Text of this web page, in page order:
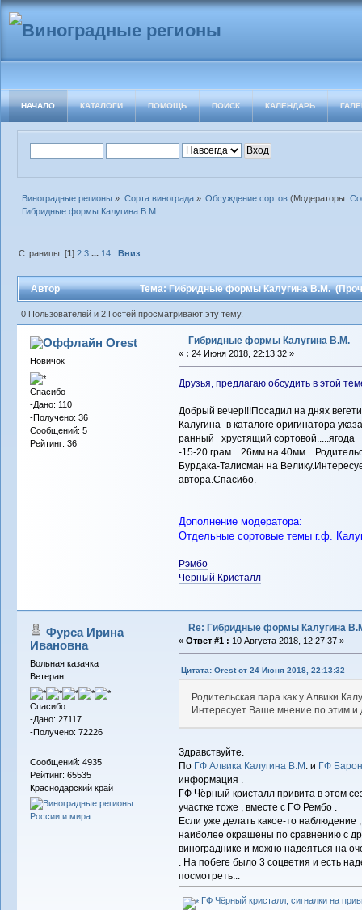
НАЧАЛО КАТАЛОГИ ПОМОЩЬ ПОИСК КАЛЕНДАРЬ
Виноградные регионы » Сорта винограда» Обсуждение сортов(Модераторы:
Гибридные формы Калугина В.М.
Страницы: [1]2 3 ... 14 Вниз
Автор Тема: Гибридные формы Калугина В.М.
0 Пользователей и 2 Гостей просматривают эту тему.
Orest
Новичок
Спасибо
-Дано: 110
-Получено: 36
Сообщений: 5
Рейтинг: 36
Гибридные формы Калугина В.М.
« : 24 Июня 2018, 22:13:32 »
Друзья, предлагаю обсудить в этой
Добрый вечер!!!Посадил на днях
Калугина -в каталоге оригинатора
ранный хрустящий сортовой.....ягода
-15-20 грам....26мм на
Бурдака-Талисман на
автора.Спасибо.
Дополнение модератора:
Отдельные сортовые темы г.ф.
Рэмбо
Черный Кристалл
Фурса Ирина
Ивановна
Вольная казачка
Ветеран
Спасибо
-Дано: 27117
-Получено: 72226
Сообщений: 4935
Рейтинг: 65535
Краснодарский край
Re: Гибридные формы Калугина
« Ответ #1 : 10 Августа 2018, 12:27:37 »
Цитата: Orest от 24 Июня 2018, 22:13:32
Родительская пара как у Алвики
Интересует Ваше мнение по этим и
Здравствуйте.
ПоГФ Алвика Калугина В.М . и ГФ
информация .
ГФ Чёрный кристалл привита в этом
участке тоже , вместе с ГФ Рембо .
Если уже делать какое-то наблюдение
наиболее окрашены по сравнению с
винограднике и можно надеяться на
. На побеге было 3 соцветия и есть
посмотреть...
ГФ Чёрный кристалл, сигналки на